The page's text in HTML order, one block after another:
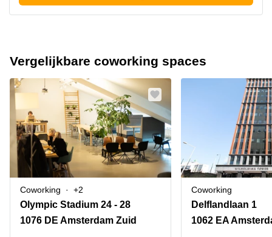
Vergelijkbare coworking spaces
Coworking +2
Olympic Stadium 24 - 28
1076 DE Amsterdam Zuid
Coworking
Delflandlaan 1
1062 EA